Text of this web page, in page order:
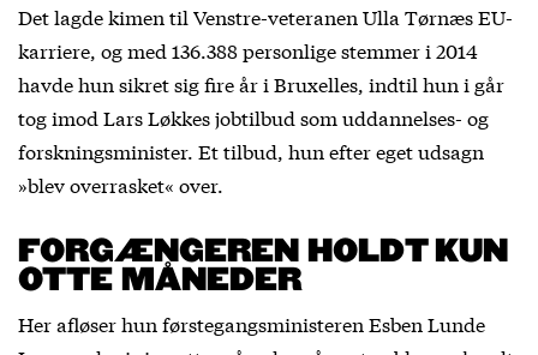
Det lagde kimen til Venstre-veteranen Ulla Tørnæs EU-
karriere, og med 136.388 personlige stemmer i 2014
havde hun sikret sig fire år i Bruxelles, indtil hun i går
tog imod Lars Løkkes jobtilbud som uddannelses- og
forskningsminister. Et tilbud, hun efter eget udsagn
»blev overrasket« over.
FORGÆNGEREN HOLDT KUN
OTTE MÅNEDER
Her afløser hun førstegangsministeren Esben Lunde